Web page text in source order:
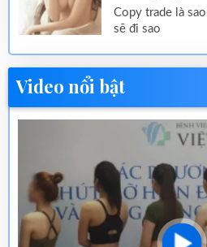
copy trade là sao chép giao dịch. tức là bạn
sẽ đi sao
Video nổi bật